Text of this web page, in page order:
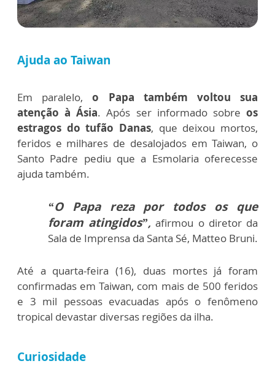
Ajuda ao Taiwan
Em paralelo,o Papa também voltou sua
atenção à Ásia. Após ser informado sobreos
estragos do tufão Danas, que deixou mortos,
feridos e milhares de desalojados em Taiwan, o
Santo Padre pediu que a Esmolaria oferecesse
ajuda também.
“O Papa reza por todos os que
foram atingidos”, afirmou o diretor da
Sala de Imprensa da Santa Sé, Matteo Bruni.
Até a quarta-feira (16), duas mortes já foram
confirmadas em Taiwan, com mais de 500 feridos
e 3 mil pessoas evacuadas após o fenômeno
tropical devastar diversas regiões da ilha.
Curiosidade